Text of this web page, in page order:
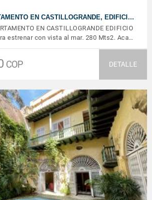
EN CASTILLOGRANDE, EDIFICI…
EN CASTILLOGRANDE EDIFICIO
estrenar con vista al mar. 280 Mts2. Aca…
COP DETALLE
VER DETALLES